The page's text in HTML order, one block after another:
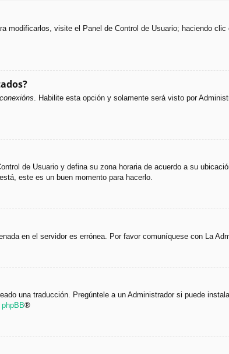
visite el Panel de Control de Usuario; haciendo
. Habilite esta opción y solamente será visto por
de Usuario y defina su zona horaria de acuerdo a su
este es un buen momento para hacerlo.
en el servidor es errónea. Por favor comuníquese con La
una traducción. Pregúntele a un Administrador si puede
phpBB®